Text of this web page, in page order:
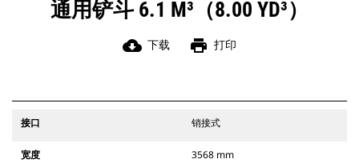
通用铲斗 6.1 M³（8.00 YD³）
cloud_download 下载 print 打印
接口 销接式
宽度 3568 mm